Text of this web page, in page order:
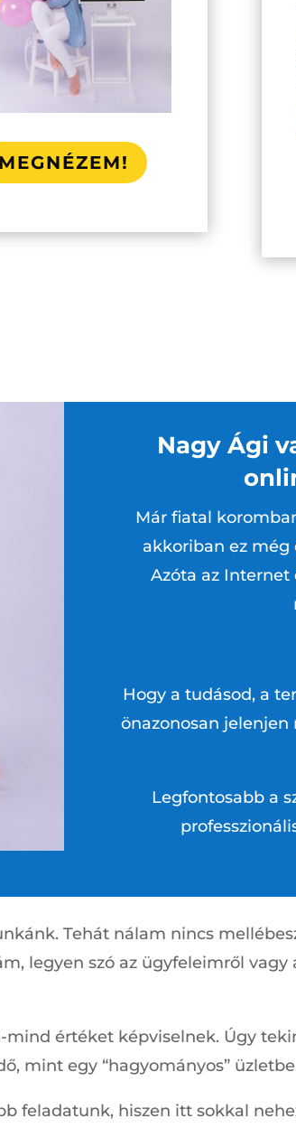
MEGNÉZEM!
Nagy Ági
Már fiatal
akkoriban ez még
Azóta az Internet
Hogy a tudásod, a
önazonosan
Legfontosabb a
Tehát nálam nincs
legyen szó az ügyfeleimről
értéket képviselnek. Úgy
mint egy “hagyományos”
feladatunk, hiszen itt sokkal